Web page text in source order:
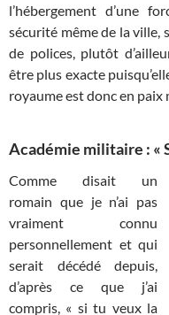
l’hébergement d’une
sécurité même de la ville,
de polices, plutôt
être plus exacte
royaume est donc en paix
Académie militaire : «
Comme disait un
romain que je n’ai pas
vraiment connu
personnellement et qui
serait décédé depuis,
d’après ce que j’ai
compris, « si tu veux la